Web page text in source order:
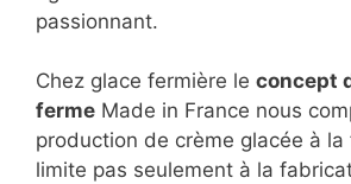
passionnant.
Chez glace fermière le concept
ferme Made in France nous
production de crème glacée à la
limite pas seulement à la